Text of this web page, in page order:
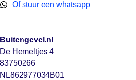
Of stuur een whatsapp
Buitengevel.nl
De Hemeltjes 4
83750266
NL862977034B01